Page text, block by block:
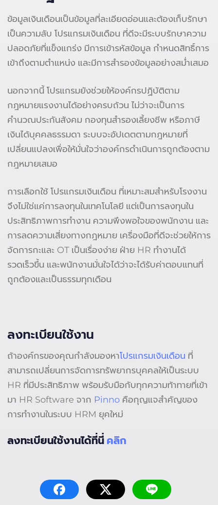
ข้อมูลเงินเดือนเป็นข้อมูลที่ละเอียดอ่อนและต้องเก็บรักษา
เป็นความลับ โปรแกรมเงินเดือน ที่ดีจะมีระบบรักษาความ
ปลอดภัยที่แข็งแกร่ง มีการเข้ารหัสข้อมูล กำหนดสิทธิ์การ
เข้าถึงตามตำแหน่ง และมีการสำรองข้อมูลอย่างสม่ำเสมอ
นอกจากนี้ โปรแกรมยังช่วยให้องค์กรปฏิบัติตาม
กฎหมายแรงงานได้อย่างครบถ้วน ไม่ว่าจะเป็นการ
คำนวณประกันสังคม กองทุนสำรองเลี้ยงชีพ หรือภาษี
เงินได้บุคคลธรรมดา ระบบจะอัปเดตตามกฎหมายที่
เปลี่ยนแปลงเพื่อให้มั่นใจว่าองค์กรดำเนินการถูกต้องตาม
กฎหมายเสมอ
การเลือกใช้ โปรแกรมเงินเดือน ที่เหมาะสมสำหรับโรงงาน
จึงไม่ใช่แค่การลงทุนในเทคโนโลยี แต่เป็นการลงทุนใน
ประสิทธิภาพการทำงาน ความพึงพอใจของพนักงาน และ
การลดความเสี่ยงทางกฎหมาย เครื่องมือที่ดีจะช่วยให้การ
จัดการกะและ OT เป็นเรื่องง่าย ฝ่าย HR ทำงานได้
รวดเร็วขึ้น และพนักงานมั่นใจได้ว่าจะได้รับค่าตอบแทนที่
ถูกต้องและเป็นธรรมทุกเดือน
ลงทะเบียนใช้งาน
ถ้าองค์กรของคุณกำลังมองหาโปรแกรมเงินเดือน ที่
สามารถเปลี่ยนการจัดการทรัพยากรบุคคลให้เป็นระบบ
HR ที่มีประสิทธิภาพ พร้อมรับมือกับทุกความท้าทายที่เข้า
มา HR Software จาก Pinno คือกุญแจสำคัญของ
การทำงานในระบบ HRM ยุคใหม่
ลงทะเบียนใช้งานได้ที่นี่ คลิก